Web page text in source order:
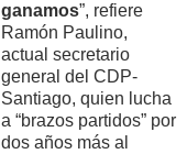
ganamos”, refiere
Ramón Paulino,
actual secretario
general del CDP-
Santiago, quien lucha
a “brazos partidos” por
dos años más al